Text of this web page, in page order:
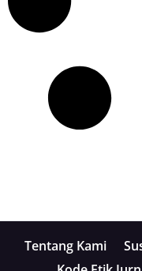
Tentang Kami